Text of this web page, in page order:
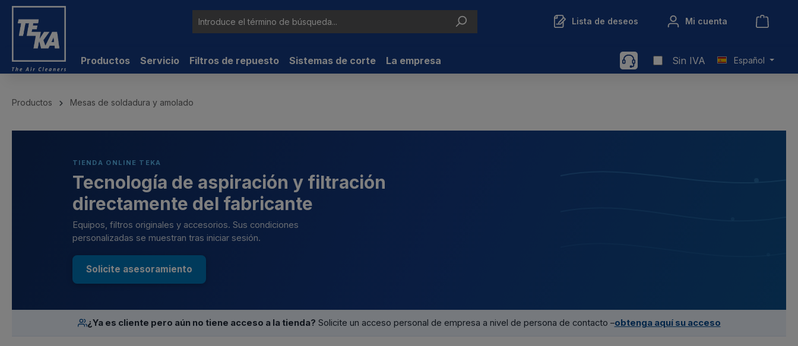
Lista de deseos Mi cuenta
Productos Servicio Filtros de repuesto Sistemas de corte La empresa Sin IVA Español
Productos Mesas de soldadura y amolado
TIENDA ONLINE TEKA
Tecnología de aspiración y filtración
directamente del fabricante
Equipos, filtros originales y accesorios. Sus condiciones
personalizadas se muestran tras iniciar sesión.
Solicite asesoramiento
¿Ya es cliente pero aún no tiene acceso a la tienda? Solicite un acceso personal de empresa a nivel de persona de contacto –obtenga aquí su acceso